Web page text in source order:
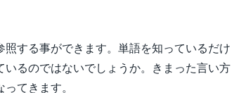
する事ができます。単語を知っているだけ
るのではないでしょうか。きまった言い方
てきます。